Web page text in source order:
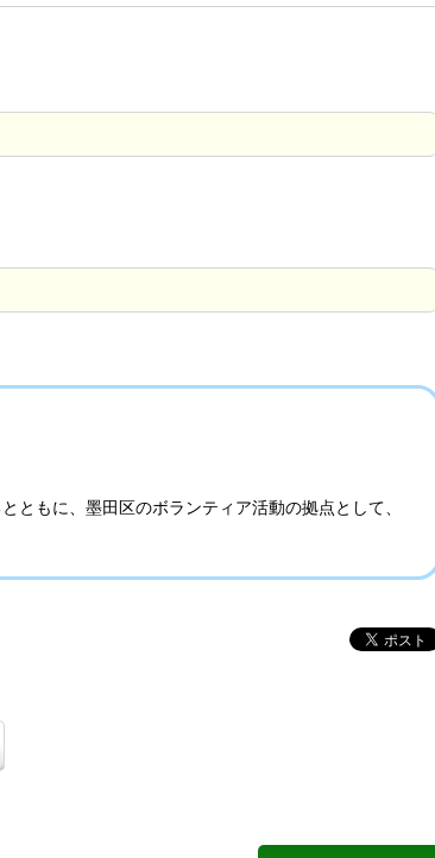
ともに、墨田区のボランティア活動の拠点として、